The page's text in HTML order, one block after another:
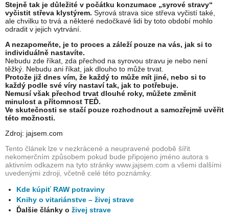
Stejně tak je důležité v počátku konzumace „syrové stravy“
vyčistit střeva klystýrem. Syrová strava sice střeva vyčistí také,
ale chvilku to trvá a některé nedočkavé lidi by toto období mohlo
odradit v jejich vytrvání.
A nezapomeňte, je to proces a záleží pouze na vás, jak si to
individuálně nastavíte.
Nebudu zde říkat, zda přechod na syrovou stravu je nebo není
těžký. Nebudu ani říkat, jak dlouho to může trvat.
Protože již dnes vím, že každý to může mít jiné, nebo si to
každý podle své víry nastaví tak, jak to potřebuje.
Nemusí však přechod trvat dlouhé roky, můžete změnit
minulost a přítomnost TEĎ.
Ve skutečnosti se stačí pouze rozhodnout a samozřejmě uvěřit
této možnosti.
Zdroj: jajsem.com
Tento článek lze v nezkrácené a neupravené podobě šířit
nekomerčním způsobem pokud bude připojeno jméno autora s
aktivním odkazem na tyto stránky www.jajsem.com a všemi dalšími
uvedenými zdroji, včetně celé této poznámky.
Kde kúpiť RAW potraviny
Knihy o vitariánstve – živej strave
Ďalšie články oživej strave